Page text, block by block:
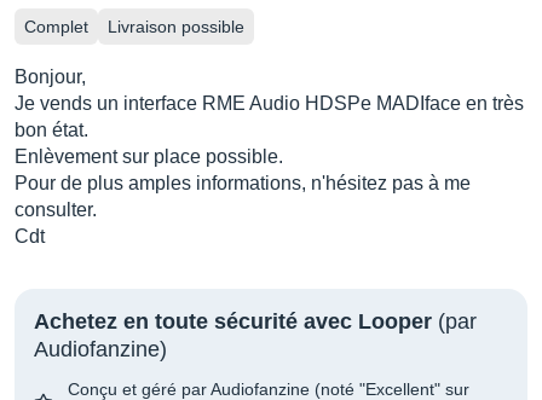
Complet Livraison possible
Bonjour,
Je vends un interface RME Audio HDSPe MADIface en très
bon état.
Enlèvement sur place possible.
Pour de plus amples informations, n'hésitez pas à me
consulter.
Cdt
Achetez en toute sécurité avec Looper (par
Audiofanzine)
Conçu et géré par Audiofanzine (noté "Excellent" sur